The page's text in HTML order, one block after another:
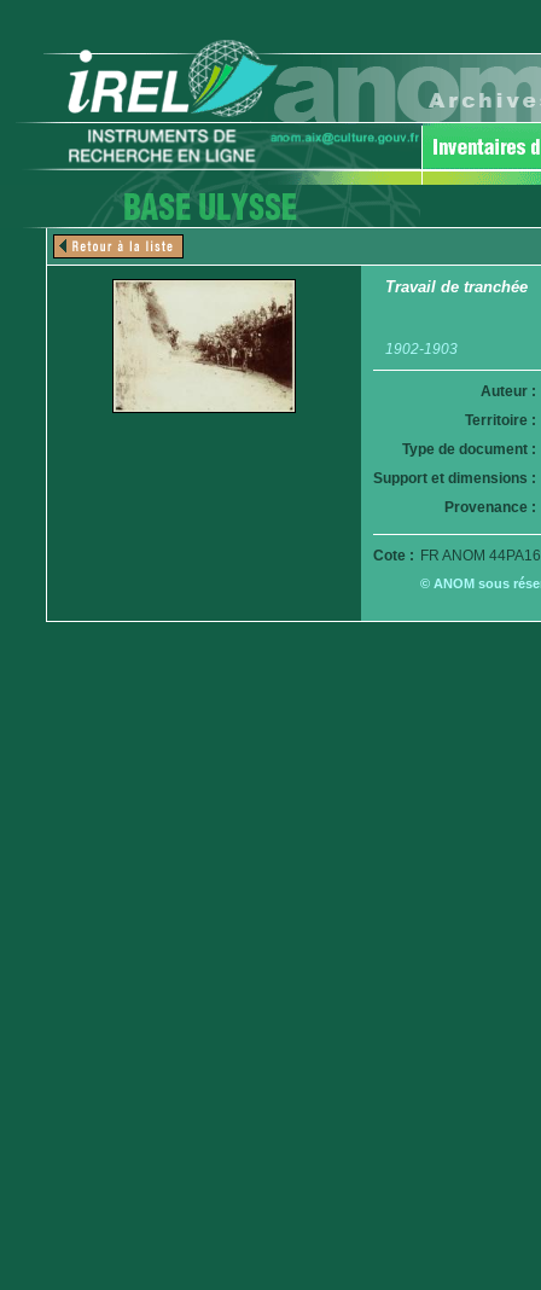
Travail de tranchée
1902-1903
Auteur :
Territoire :
Type de document :
Support et dimensions :
Provenance :
Cote : FR ANOM
© ANOM sous